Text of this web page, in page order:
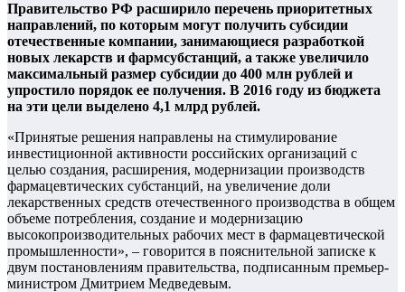
Правительство РФ расширило перечень приоритетных
направлений, по которым могут получить субсидии
отечественные компании, занимающиеся разработкой
новых лекарств и фармсубстанций, а также увеличило
максимальный размер субсидии до 400 млн рублей и
упростило порядок ее получения. В 2016 году из бюджета
на эти цели выделено 4,1 млрд рублей.
«Принятые решения направлены на стимулирование
инвестиционной активности российских организаций с
целью создания, расширения, модернизации производств
фармацевтических субстанций, на увеличение доли
лекарственных средств отечественного производства в общем
объеме потребления, создание и модернизацию
высокопроизводительных рабочих мест в фармацевтической
промышленности», – говорится в пояснительной записке к
двум постановлениям правительства, подписанным премьер-
министром Дмитрием Медведевым.